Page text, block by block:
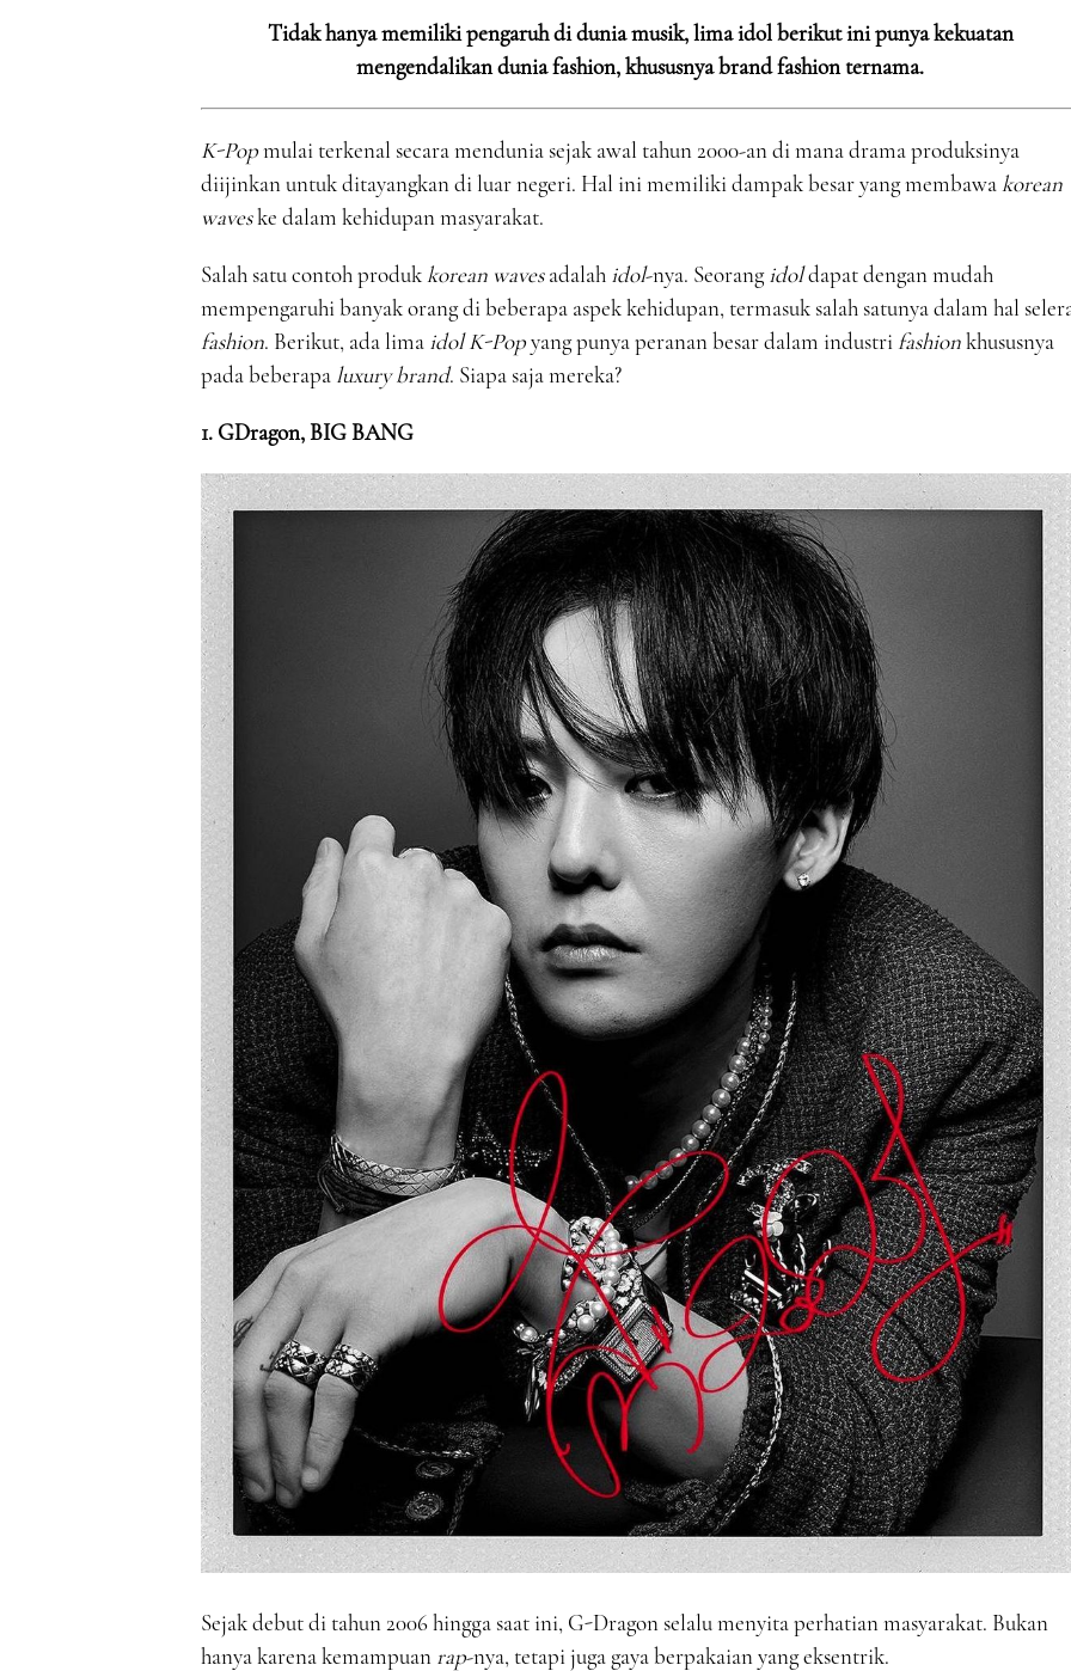
Tidak hanya memiliki pengaruh di dunia musik, lima idol berikut ini punya kekuatan
mengendalikan dunia fashion, khususnya brand fashion ternama.
K-Popmulai terkenal secara mendunia sejak awal tahun 2000-an di mana drama produksinya
diijinkan untuk ditayangkan di luar negeri. Hal ini memiliki dampak besar yang membawakorean
waveske dalam kehidupan masyarakat.
Salah satu contoh produkkorean wavesadalah idol-nya. Seorangidoldapat dengan mudah
mempengaruhi banyak orang di beberapa aspek kehidupan, termasuk salah satunya dalam hal
fashion. Berikut, ada lima idol K-Popyang punya peranan besar dalam industri fashionkhususnya
pada beberapa luxury brand. Siapa saja mereka?
1. GDragon, BIG BANG
Sejak debut di tahun 2006 hingga saat ini, G-Dragon selalu menyita perhatian masyarakat. Bukan
hanya karena kemampuan rap-nya, tetapi juga gaya berpakaian yang eksentrik.